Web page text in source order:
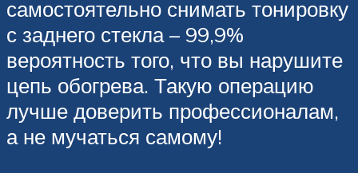
самостоятельно снимать тонировку
с заднего стекла – 99,9%
вероятность того, что вы нарушите
цепь обогрева. Такую операцию
лучше доверить профессионалам,
а не мучаться самому!